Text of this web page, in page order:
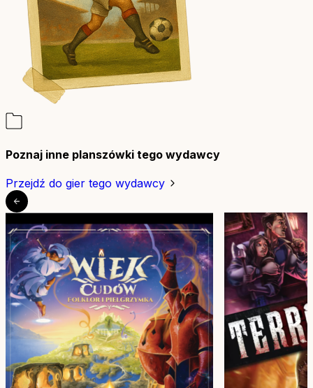
Poznaj inne planszówki tego wydawcy
Przejdź do gier tego wydawcy